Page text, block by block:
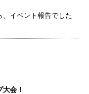
、イベント報告でした
会！